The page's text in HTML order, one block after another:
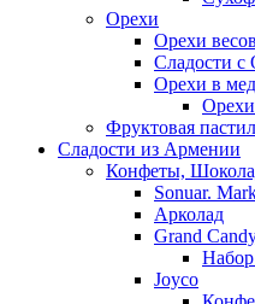
Орехи
Орехи
Сладости с
Орехи в
Фруктовая
Сладости из Армении
Конфеты,
Sonuar.
Арколад
Grand
Joyco